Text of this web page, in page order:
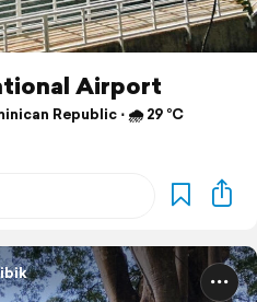
Airport
Republic ⋅ 🌧 29 °C